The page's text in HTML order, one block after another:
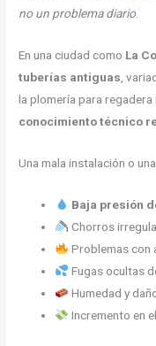
no un problema diario.
En una ciudad como La
tuberías antiguas,
la plomería para regadera
conocimiento técnico
Una mala instalación o
Baja presión
Chorros
Problemas con
Fugas ocultas
Humedad y
Incremento en